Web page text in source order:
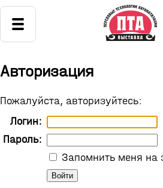
Авторизация
Пожалуйста, авторизуйтесь:
Логин:
Пароль:
Запомнить меня на